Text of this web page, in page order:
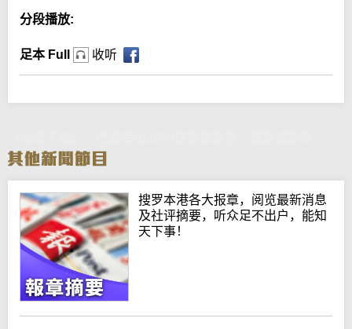
分段播放:
足本 Full 收听
搜罗本港各大报章，阅览最新消息
及社评摘要，听众足不出户，能知
天下事！